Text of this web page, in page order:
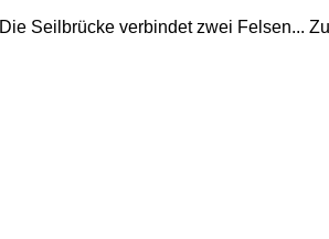
Die Seilbrücke verbindet zwei Felsen...